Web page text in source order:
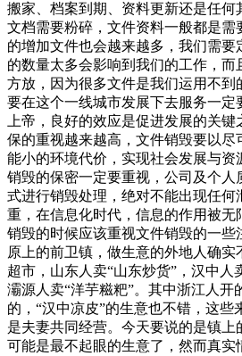
搬家、档案到期、资料更新还是任何
文档需要粉碎，文件资料一般都是需
的增加文件也会越来越多，我们需
的数量太多会影响到我们的工作，
方放，因为很多文件是我们运用不到
要在这个一线城市发展下去服务一定
上帝，良好的效应是促进发展的关键
保的重视越来越高，文件销毁要以尽
能小的环境代价，实现社会发展与资
销毁的保密一定要重视，公司及个人
式进行销毁处理，绝对不能出现任何
重，在信息化时代，信息的作用被无
销毁的时候应该重视文件销毁的一些
原上的前卫镇，做生意的外地人确实
超市，山东人卖“山东炒货”，汉中人
灞源人卖“洋芋糍粑”。其中浙江人开
的，“汉中凉皮”的生意也不错，这些
是夫妻共同经营。今天要说的是镇
可能是最不起眼的生意了，然而真实